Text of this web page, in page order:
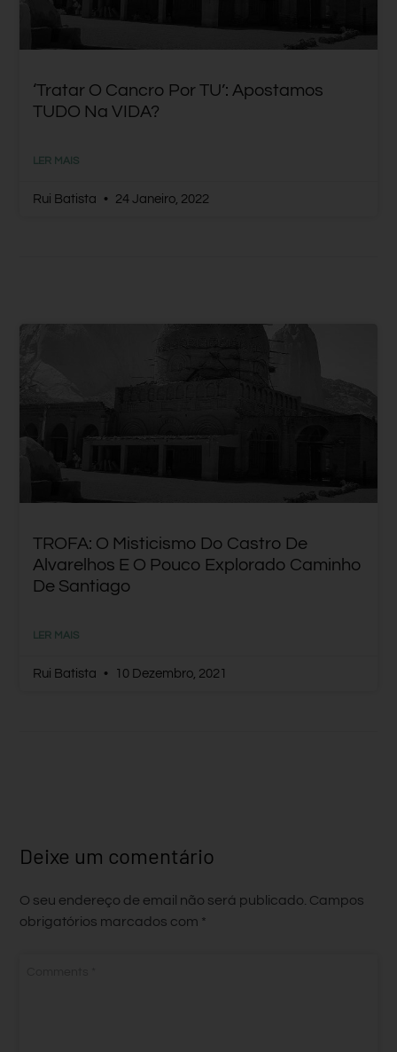
‘Tratar O Cancro Por TU’: Apostamos
TUDO Na VIDA?
LER MAIS
Rui Batista 24 Janeiro, 2022
TROFA: O Misticismo Do Castro De
Alvarelhos E O Pouco Explorado Caminho
De Santiago
LER MAIS
Rui Batista 10 Dezembro, 2021
Deixe um comentário
O seu endereço de email não será publicado. Campos
obrigatórios marcados com *